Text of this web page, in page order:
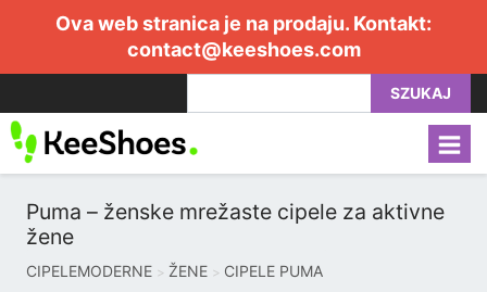
Ova web stranica je na prodaju. Kontakt:
contact@keeshoes.com
SZUKAJ
Puma – ženske mrežaste cipele za aktivne
žene
CIPELEMODERNE ŽENE CIPELE PUMA